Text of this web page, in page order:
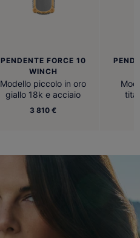
PENDENTE FORCE 10
WINCH
Modello piccolo in oro
giallo 18k e acciaio
3 810 €